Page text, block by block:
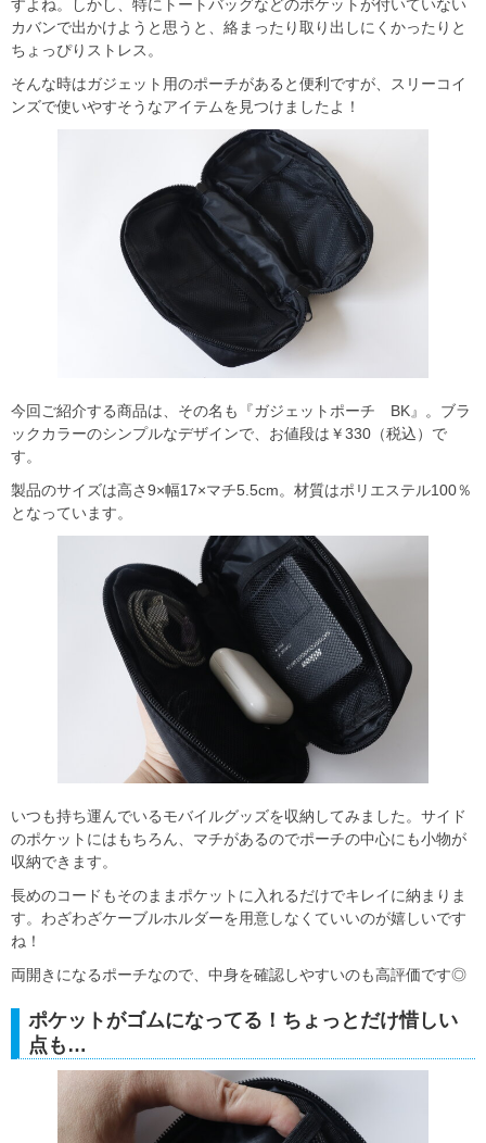
すよね。しかし、特にトートバッグなどのポケットが付いていない
カバンで出かけようと思うと、絡まったり取り出しにくかったりと
ちょっぴりストレス。
そんな時はガジェット用のポーチがあると便利ですが、スリーコイ
ンズで使いやすそうなアイテムを見つけましたよ！
今回ご紹介する商品は、その名も『ガジェットポーチ BK』。ブラ
ックカラーのシンプルなデザインで、お値段は￥330（税込）で
す。
製品のサイズは高さ9×幅17×マチ5.5cm。材質はポリエステル100％
となっています。
いつも持ち運んでいるモバイルグッズを収納してみました。サイド
のポケットにはもちろん、マチがあるのでポーチの中心にも小物が
収納できます。
長めのコードもそのままポケットに入れるだけでキレイに納まりま
す。わざわざケーブルホルダーを用意しなくていいのが嬉しいです
ね！
両開きになるポーチなので、中身を確認しやすいのも高評価です◎
ポケットがゴムになってる！ちょっとだけ惜しい
点も…